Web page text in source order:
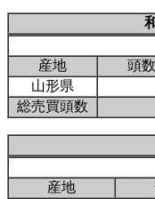
産地
頭数
山形県
総売買頭数
産地